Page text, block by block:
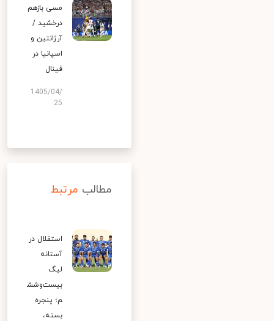
مسی بازهم
درخشید /
آرژانتین و
اسپانیا در
فینال
1405/04/
25
مطالب مرتبط
استقلال در
آستانه
لیگ
بیست‌وشش
م؛ پنجره
بسته،